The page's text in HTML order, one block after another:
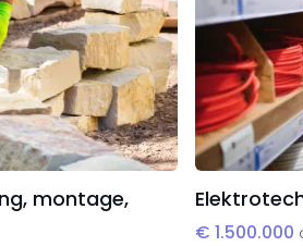
montage,
€ 1.500.000